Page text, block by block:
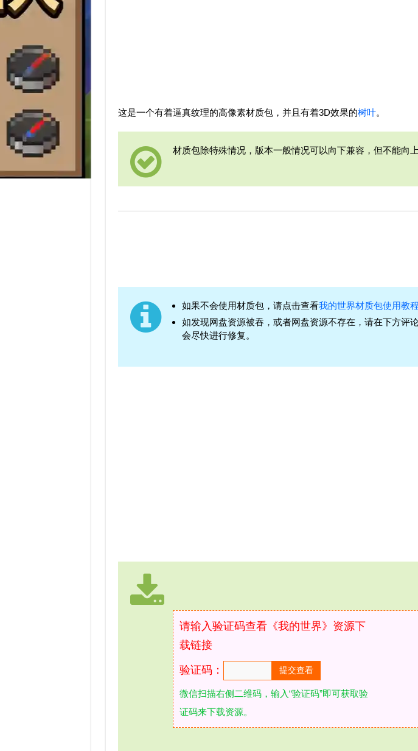
这是一个有着逼真纹理的高像素材质包，并且有着3D效果的树叶。
材质包除特殊情况，版本一般情况可以向下兼容，但不能向上
如果不会使用材质包，请点击查看我的世界材质包使用教程
如发现网盘资源被吞，或者网盘资源不存在，请在下方评
会尽快进行修复。
请输入验证码查看《我的世界》资源下
载链接
验证码：
微信扫描右侧二维码，输入“验证码”即可获取验
证码来下载资源。